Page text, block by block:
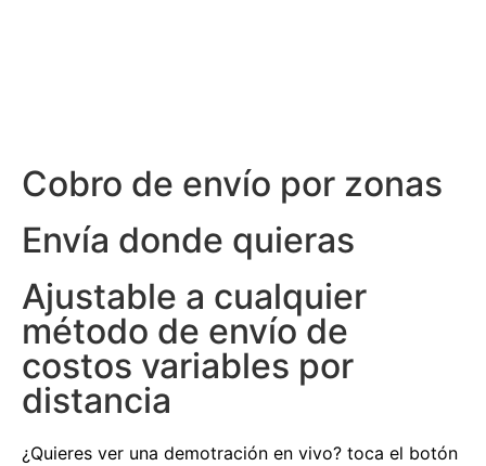
Cobro de envío por zonas
Envía donde quieras
Ajustable a cualquier
método de envío de
costos variables por
distancia
¿Quieres ver una demotración en vivo? toca el botón